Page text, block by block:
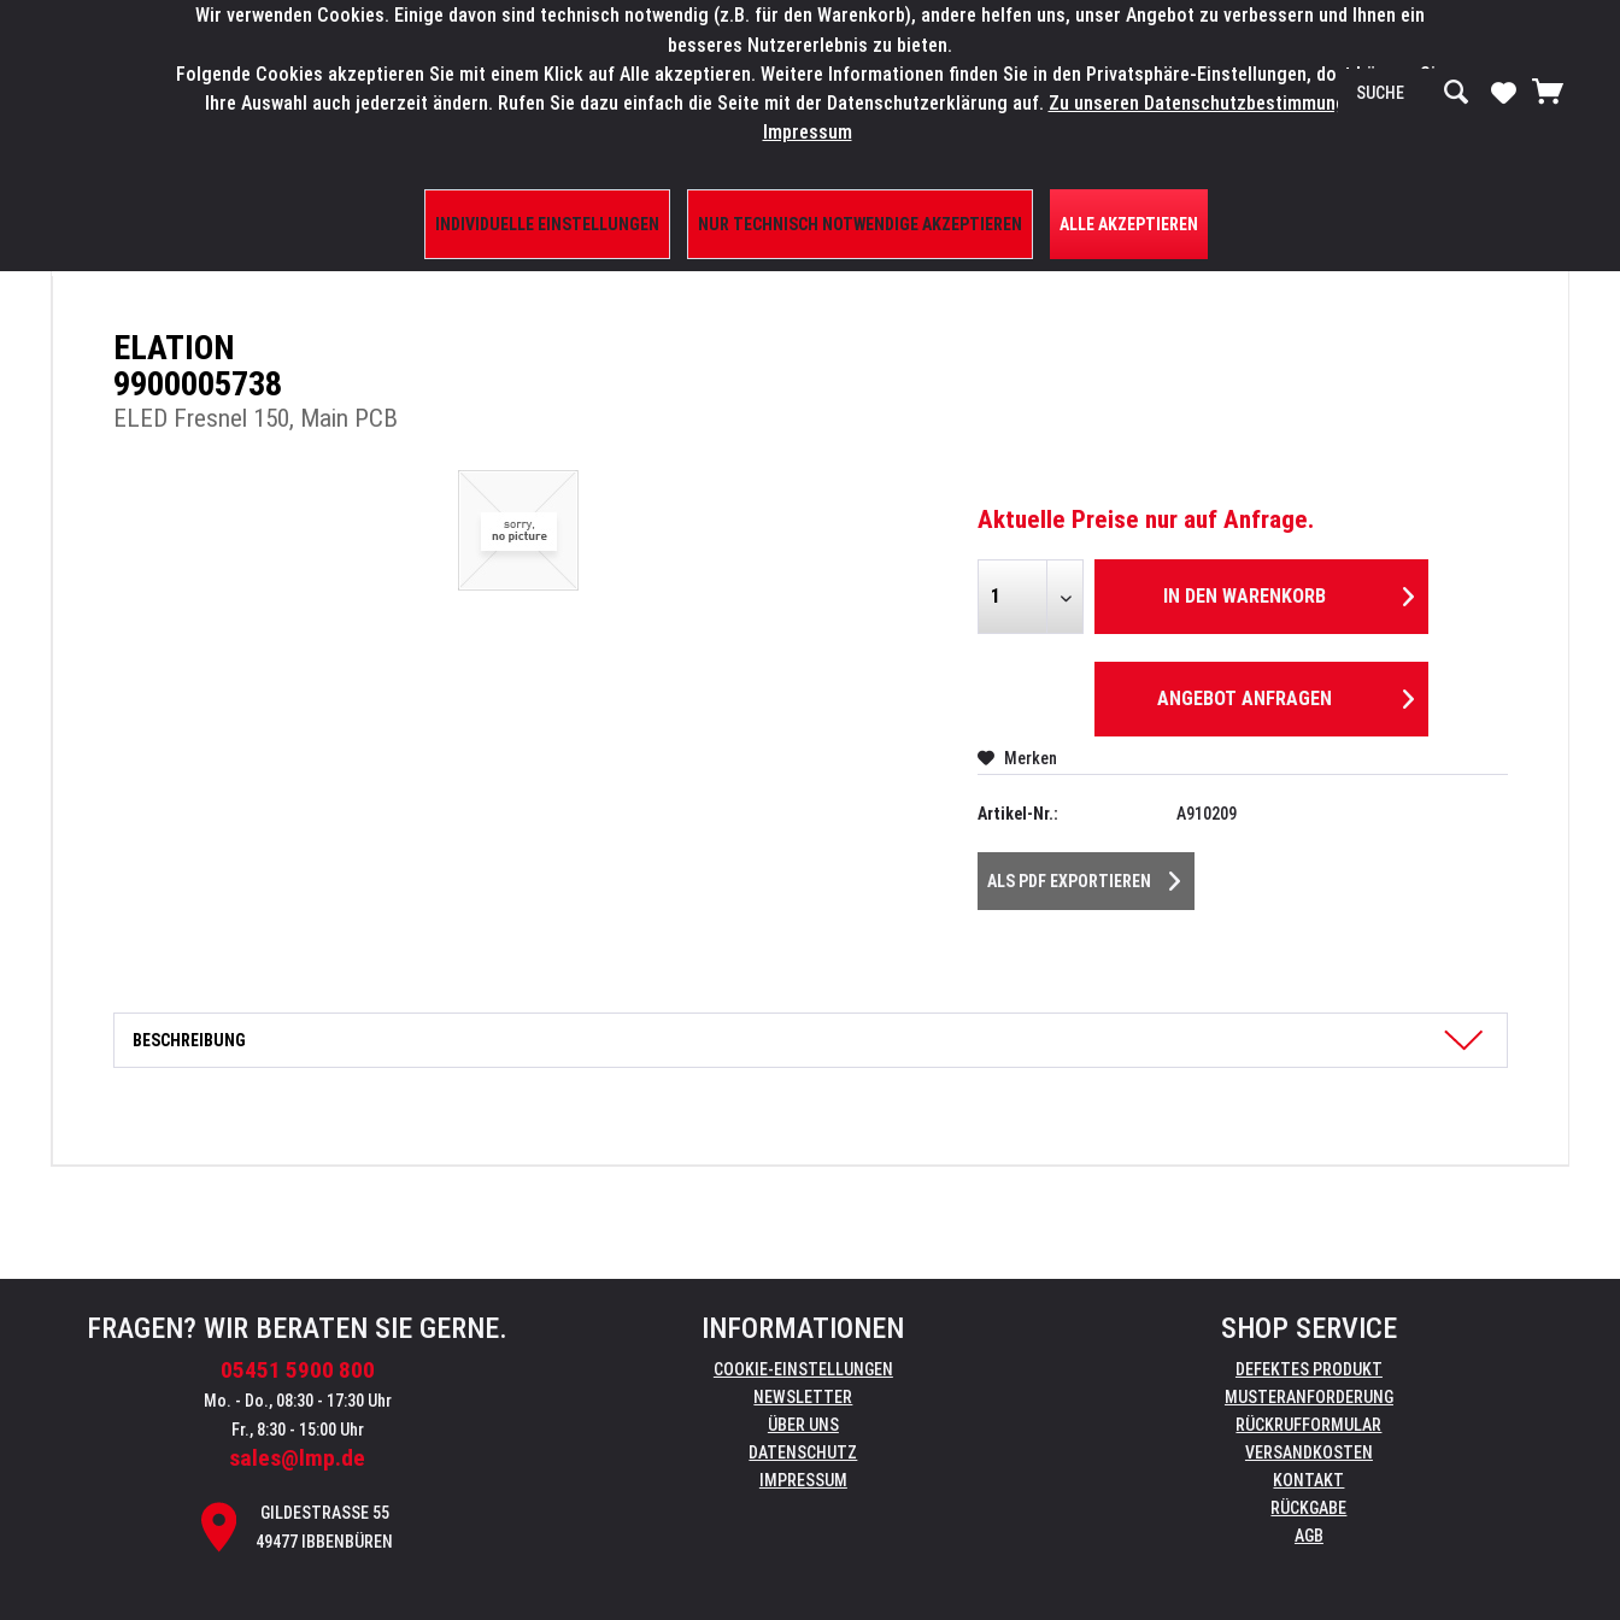
SALES-HOTLINE: +49 5451 5900-800 24/7: sales@lmp.de SERVICE-WERKSTATT Service/Hilfe
HOME PRODUKTE/SHOP MARKEN AKTUELLES SERVICE ÜBER UNS
ERSATZTEILE
ELATION
9900005738
ELED Fresnel 150, Main PCB
Aktuelle Preise nur auf Anfrage.
IN DEN WARENKORB
ANGEBOT ANFRAGEN
Merken
Artikel-Nr.: A910209
ALS PDF EXPORTIEREN
BESCHREIBUNG
FRAGEN? WIR BERATEN SIE GERNE.
05451 5900 800
Mo. - Do., 08:30 - 17:30 Uhr
Fr., 8:30 - 15:00 Uhr
sales@lmp.de
GILDESTRASSE 55
49477 IBBENBÜREN
INFORMATIONEN
COOKIE-EINSTELLUNGEN
NEWSLETTER
ÜBER UNS
DATENSCHUTZ
IMPRESSUM
SHOP SERVICE
DEFEKTES PRODUKT
MUSTERANFORDERUNG
RÜCKRUFFORMULAR
VERSANDKOSTEN
KONTAKT
RÜCKGABE
AGB
Wir verwenden Cookies. Einige davon sind technisch notwendig (z.B. für den Warenkorb), andere helfen uns, unser Angebot zu verbessern und Ihnen ein
besseres Nutzererlebnis zu bieten.
Folgende Cookies akzeptieren Sie mit einem Klick auf Alle akzeptieren. Weitere Informationen finden Sie in den Privatsphäre-Einstellungen, dort können Sie
Ihre Auswahl auch jederzeit ändern. Rufen Sie dazu einfach die Seite mit der Datenschutzerklärung auf. Zu unseren Datenschutzbestimmungen. Zum
Impressum
INDIVIDUELLE EINSTELLUNGEN NUR TECHNISCH NOTWENDIGE AKZEPTIEREN ALLE AKZEPTIEREN